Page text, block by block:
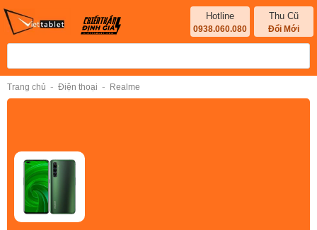
Hotline
0938.060.080
Thu Cũ
Đổi Mới
Trang chủ - Điện thoại - Realme